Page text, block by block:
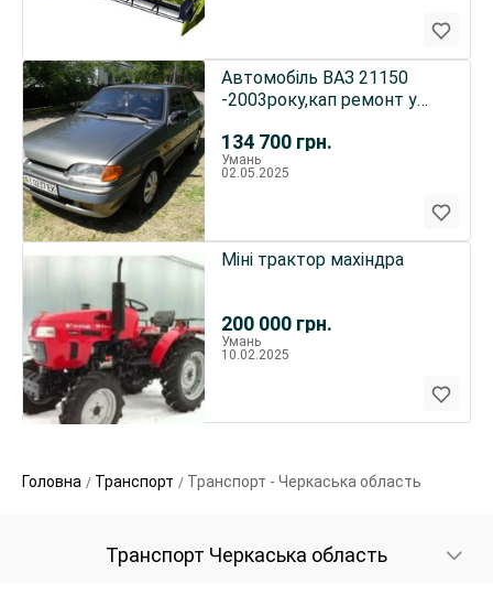
134 700 грн.
Автомобіль ВАЗ 21150
-2003року,кап ремонт у
Умань
02.05.2025
200 000 грн.
Міні трактор махіндра
Умань
10.02.2025
Головна Транспорт Транспорт - Черкаська область
Транспорт Черкаська область